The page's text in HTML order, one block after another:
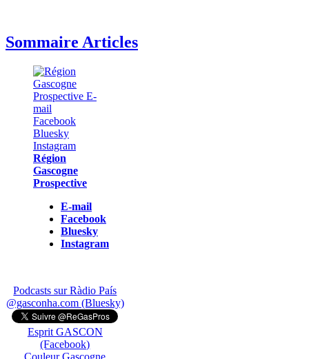
Sommaire Articles
Région
Gascogne
Prospective
E-mail
Facebook
Bluesky
Instagram
Podcasts sur Ràdio País
@gasconha.com (Bluesky)
Esprit GASCON
(Facebook)
Couleur Gascogne